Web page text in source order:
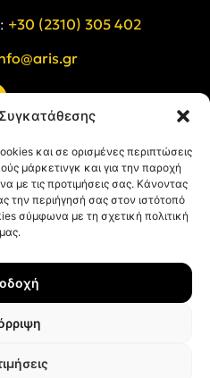
και σε ορισμένες περιπτώσεις
μάρκετινγκ και για την παροχή
με τις προτιμήσεις σας. Κάνοντας
την περιήγησή σας στον ιστότοπό
σύμφωνα με τη σχετική πολιτική
μας.
+30 (2310) 305 402
Χρήσης
Cookies